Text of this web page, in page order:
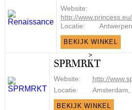
Website:
http://
Locatie:
BEKIJK WINKEL
>
SPRMRKT
Website:
http://
Locatie:
Amsterdam,
BEKIJK WINKEL